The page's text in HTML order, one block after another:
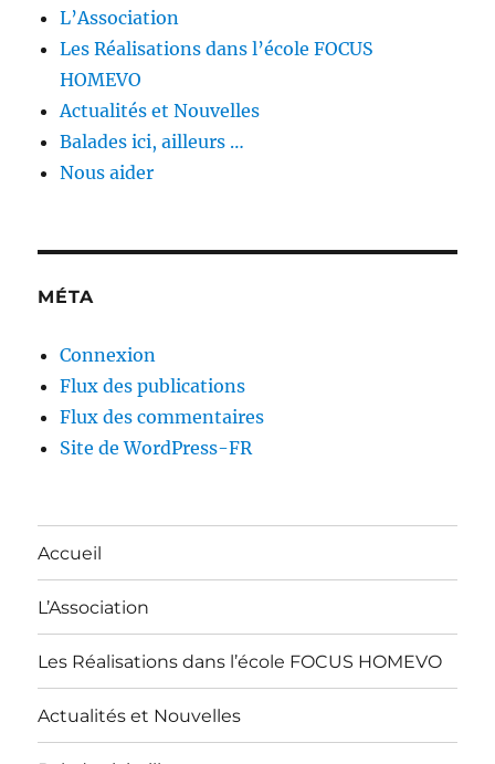
L’Association
Les Réalisations dans l’école FOCUS
HOMEVO
Actualités et Nouvelles
Balades ici, ailleurs …
Nous aider
MÉTA
Connexion
Flux des publications
Flux des commentaires
Site de WordPress-FR
Accueil
L’Association
Les Réalisations dans l’école FOCUS HOMEVO
Actualités et Nouvelles